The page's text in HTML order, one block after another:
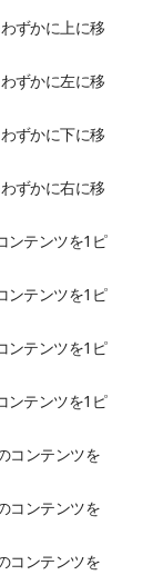
ずかに上に移
ずかに左に移
ずかに下に移
ずかに右に移
ンテンツを1ピ
ンテンツを1ピ
ンテンツを1ピ
ンテンツを1ピ
コンテンツを
コンテンツを
コンテンツを